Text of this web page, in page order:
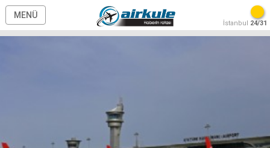
MENÜ
İstanbul 24/31